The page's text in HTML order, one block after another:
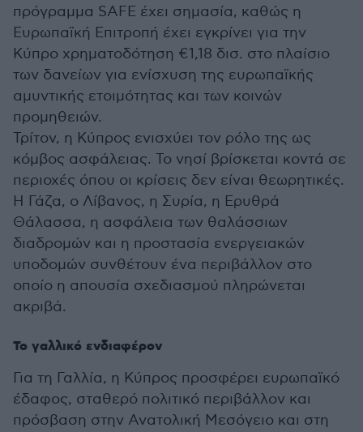
πρόγραμμα SAFE έχει σημασία, καθώς η
Ευρωπαϊκή Επιτροπή έχει εγκρίνει για την
Κύπρο χρηματοδότηση €1,18 δισ. στο πλαίσιο
των δανείων για ενίσχυση της ευρωπαϊκής
αμυντικής ετοιμότητας και των κοινών
προμηθειών.
Τρίτον, η Κύπρος ενισχύει τον ρόλο της ως
κόμβος ασφάλειας. Το νησί βρίσκεται κοντά σε
περιοχές όπου οι κρίσεις δεν είναι θεωρητικές.
Η Γάζα, ο Λίβανος, η Συρία, η Ερυθρά
Θάλασσα, η ασφάλεια των θαλάσσιων
διαδρομών και η προστασία ενεργειακών
υποδομών συνθέτουν ένα περιβάλλον στο
οποίο η απουσία σχεδιασμού πληρώνεται
ακριβά.
Το γαλλικό ενδιαφέρον
Για τη Γαλλία, η Κύπρος προσφέρει ευρωπαϊκό
έδαφος, σταθερό πολιτικό περιβάλλον και
πρόσβαση στην Ανατολική Μεσόγειο και στη